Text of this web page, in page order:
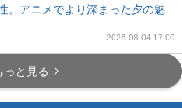
。アニメでより深まった夕の魅
2026-08-04 17:00
っと見る